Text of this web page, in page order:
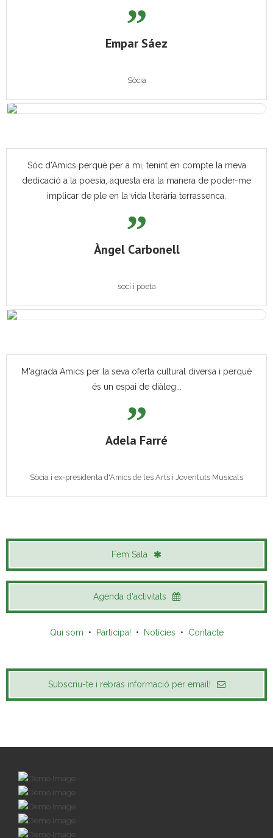
Empar Sáez
Sòcia
Sóc d'Amics perquè per a mi, tenint en compte la meva
dedicació a la poesia, aquesta era la manera de poder-me
implicar de ple en la vida literària terrassenca.
Àngel Carbonell
soci i poeta
M'agrada Amics per la seva oferta cultural diversa i perquè
és un espai de diàleg...
Adela Farré
Sòcia i ex-presidenta d'Amics de les Arts i Joventuts Musicals
Fem Sala
Agenda d'activitats
Qui som • Participa! • Notícies • Contacte
Subscriu-te i rebràs informació per email!